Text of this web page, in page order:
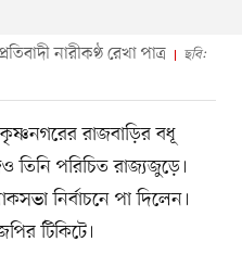
নারীকণ্ঠ রেখা পাত্র
ছবি:
রাজবাড়ির বধূ
তিনি পরিচিত রাজ্যজুড়ে।
নির্বাচনে পা দিলেন।
টিকিটে।